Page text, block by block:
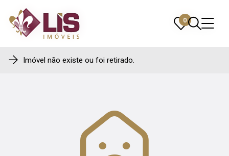
0
0
Imóvel não existe ou foi retirado.